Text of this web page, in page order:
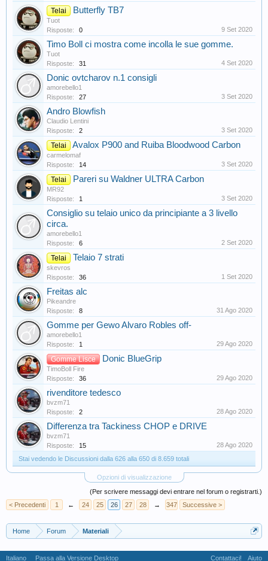
Telai Butterfly TB7
Tuot
Risposte:
0 9 Set 2020
Timo Boll ci mostra come incolla le sue gomme.
Tuot
Risposte:
31 4 Set 2020
Donic ovtcharov n.1 consigli
amorebello1
Risposte:
27 3 Set 2020
Andro Blowfish
Claudio Lentini
Risposte:
2 3 Set 2020
Telai Avalox P900 and Ruiba Bloodwood Carbon
carmelomaf
Risposte:
14 3 Set 2020
Telai Pareri su Waldner ULTRA Carbon
MR92
Risposte:
1 3 Set 2020
Consiglio su telaio unico da principiante a 3 livello
circa.
amorebello1
Risposte:
6 2 Set 2020
Telai Telaio 7 strati
skevros
Risposte:
36 1 Set 2020
Freitas alc
Pikeandre
Risposte:
8 31 Ago 2020
Gomme per Gewo Alvaro Robles off-
amorebello1
Risposte:
1 29 Ago 2020
Gomme Lisce Donic BlueGrip
TimoBoll Fire
Risposte:
36 29 Ago 2020
rivenditore tedesco
bvzm71
Risposte:
2 28 Ago 2020
Differenza tra Tackiness CHOP e DRIVE
bvzm71
Risposte:
15
28 Ago 2020
Stai vedendo le Discussioni dalla 626 alla 650 di 8.659 totali
Opzioni di visualizzazione
(Per scrivere messaggi devi entrare nel forum o registrarti.)
< Precedenti
1 ← 24 25 26 27 28 → 347 Successive >
Home Forum Materiali
Italiano Passa alla Versione Desktop Contattaci! Aiuto